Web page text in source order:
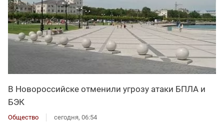
В Новороссийске отменили угрозу атаки БПЛА и
БЭК
Общество сегодня, 06:54